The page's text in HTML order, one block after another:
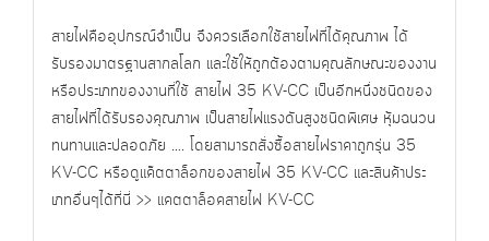
สายไฟคืออุปกรณ์จำเป็น จึงควรเลือกใช้สายไฟที่ได้คุณภาพ ได้
รับรองมาตรฐานสากลโลก และใช้ให้ถูกต้องตามคุณลักษณะของงาน
หรือประเภทของงานที่ใช้ สายไฟ 35 KV-CC เป็นอีกหนึ่งชนิดของ
สายไฟที่ได้รับรองคุณภาพ เป็นสายไฟแรงดันสูงชนิดพิเศษ หุ้มฉนวน
ทนทานและปลอดภัย …. โดยสามารถสั่งซื้อสายไฟราคาถูกรุ่น 35
KV-CC หรือดูแค๊ตตาล็อกของสายไฟ 35 KV-CC และสินค้าประ
เภทอื่นๆได้ที่นี่ >> แคตตาล็อคสายไฟ KV-CC